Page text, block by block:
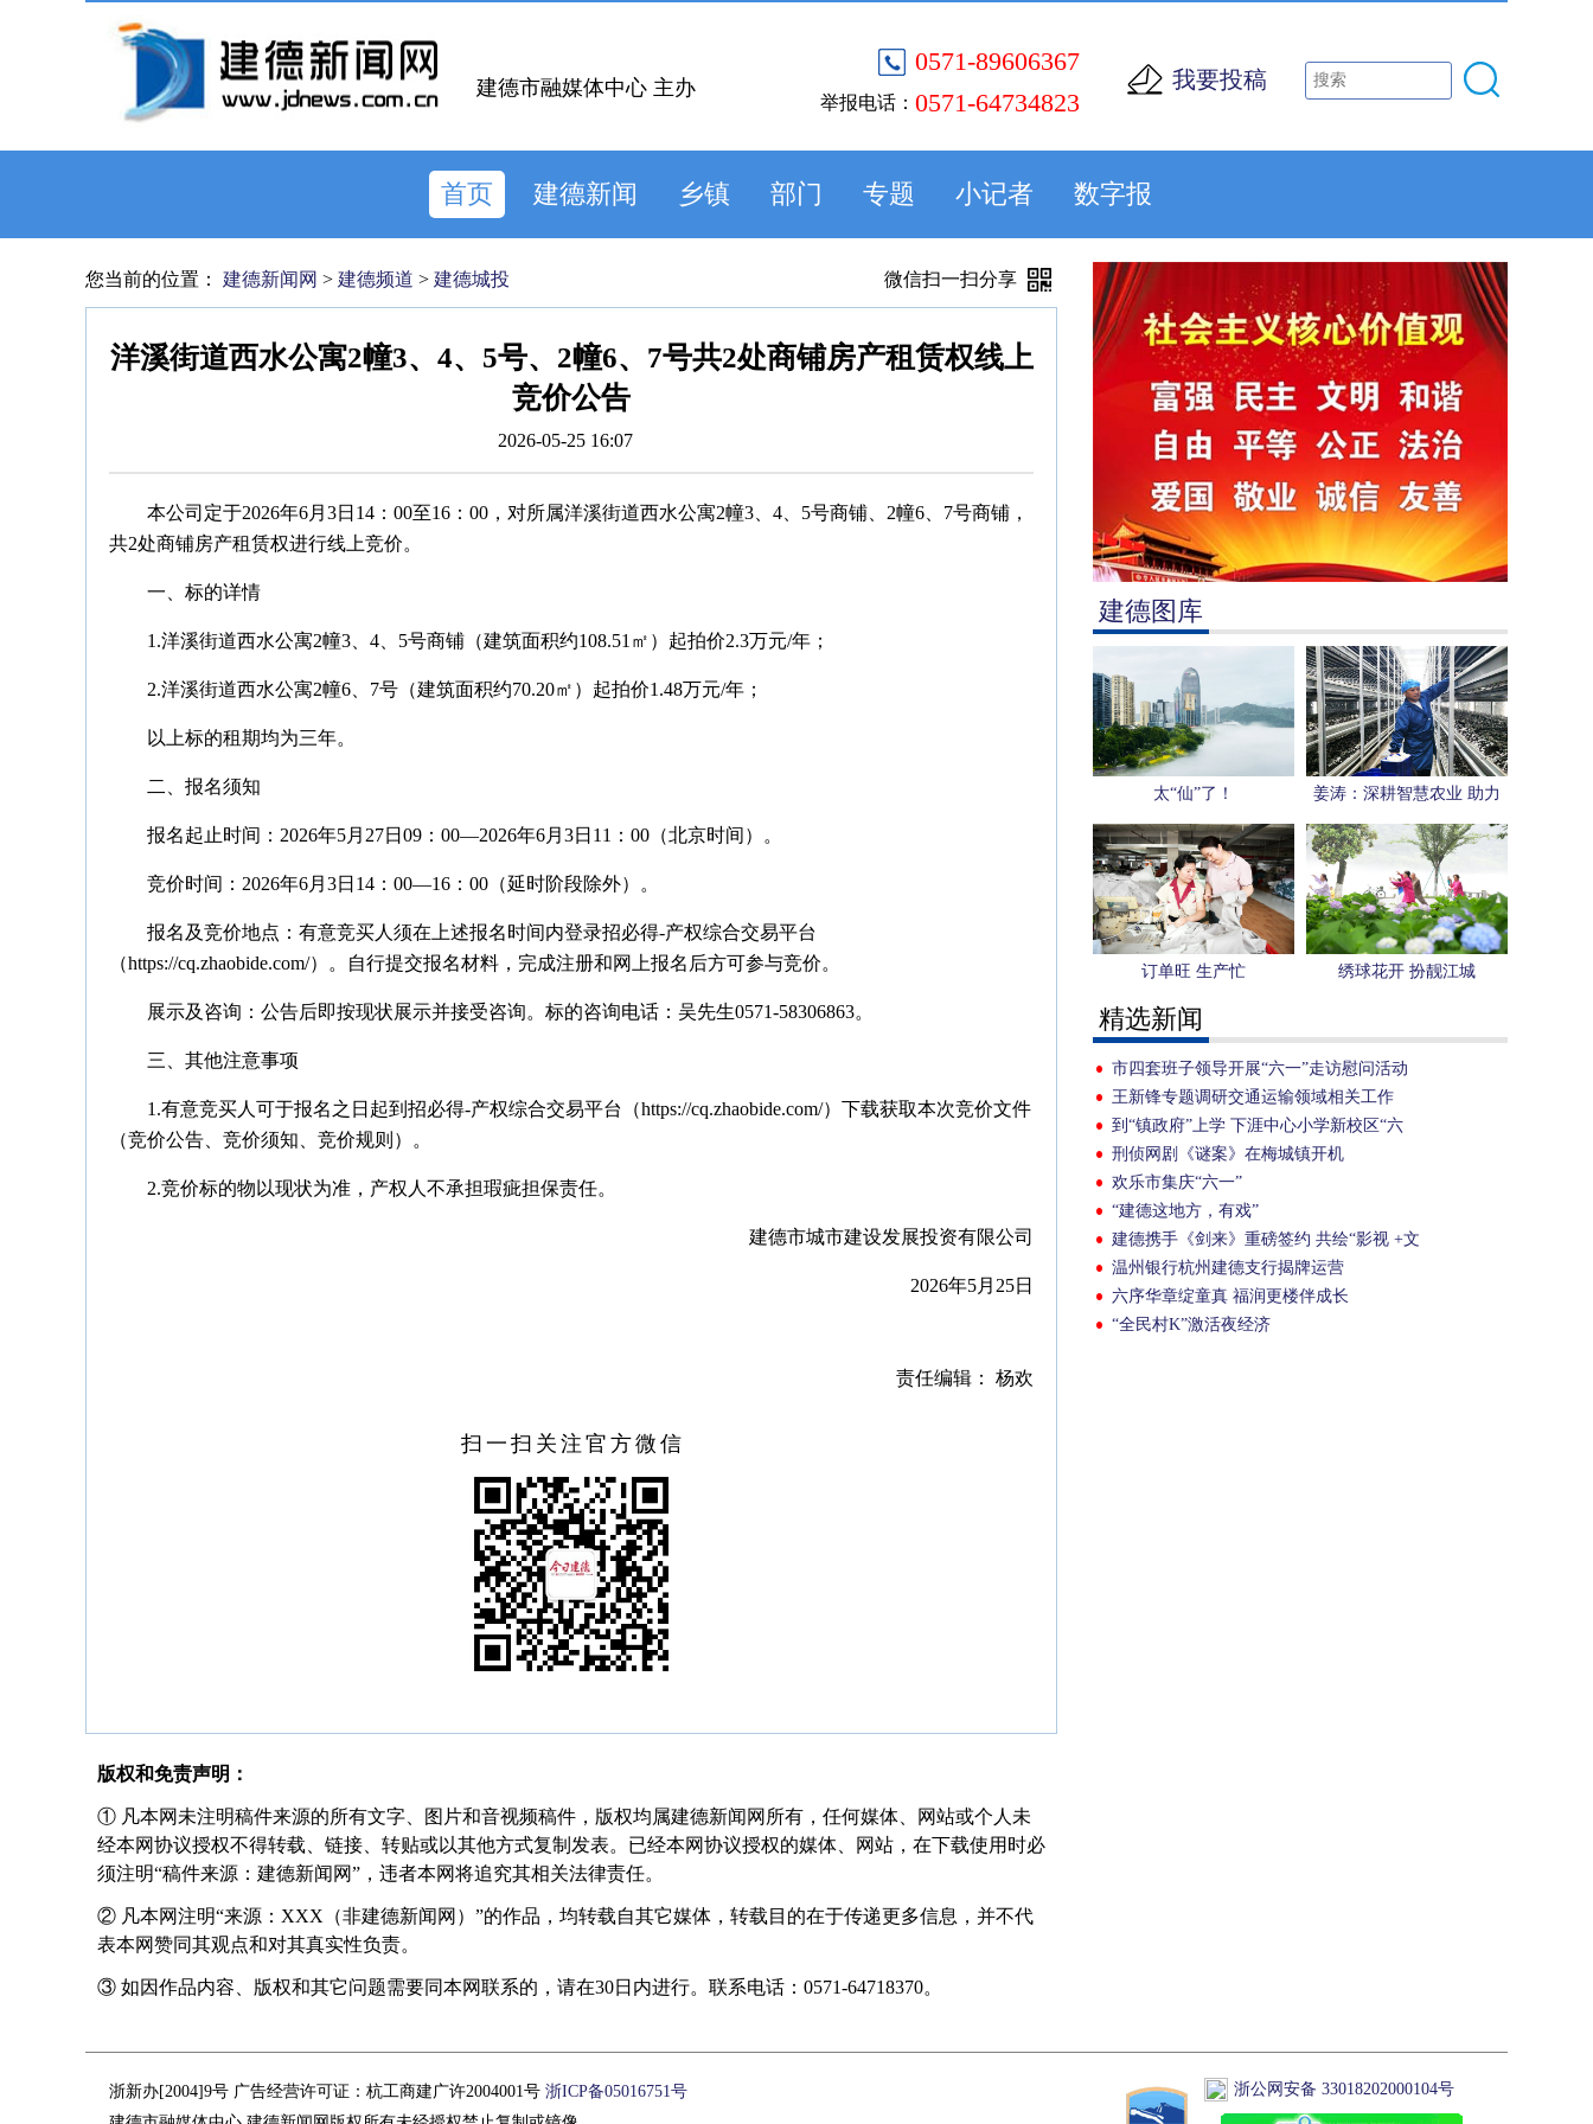
0571-89606367
举报电话： 0571-64734823
我要投稿
建德市融媒体中心 主办
首页 建德新闻 乡镇 部门 专题 小记者 数字报
建德图库
太“仙”了！
姜涛：深耕智慧农业 助力
乡村振兴
订单旺 生产忙 绣球花开 扮靓江城
精选新闻
市四套班子领导开展“六一”走访慰问活动
王新锋专题调研交通运输领域相关工作
到“镇政府”上学 下涯中心小学新校区“六
一”启用
刑侦网剧《谜案》在梅城镇开机
欢乐市集庆“六一”
“建德这地方，有戏”
建德携手《剑来》重磅签约 共绘“影视 +文
旅”新蓝图
温州银行杭州建德支行揭牌运营
六序华章绽童真 福润更楼伴成长
“全民村K”激活夜经济
您当前的位置： 建德新闻网 > 建德频道 > 建德城投 微信扫一扫分享
洋溪街道西水公寓2幢3、4、5号、2幢6、7号共2处商铺房产租赁权线上
竞价公告
2026-05-25 16:07
本公司定于2026年6月3日14：00至16：00，对所属洋溪街道西水公寓2幢3、4、5号商铺、2幢6、7号商铺，
共2处商铺房产租赁权进行线上竞价。
一、标的详情
1.洋溪街道西水公寓2幢3、4、5号商铺（建筑面积约108.51㎡）起拍价2.3万元/年；
2.洋溪街道西水公寓2幢6、7号（建筑面积约70.20㎡）起拍价1.48万元/年；
以上标的租期均为三年。
二、报名须知
报名起止时间：2026年5月27日09：00—2026年6月3日11：00（北京时间）。
竞价时间：2026年6月3日14：00—16：00（延时阶段除外）。
报名及竞价地点：有意竞买人须在上述报名时间内登录招必得-产权综合交易平台
（https://cq.zhaobide.com/）。自行提交报名材料，完成注册和网上报名后方可参与竞价。
展示及咨询：公告后即按现状展示并接受咨询。标的咨询电话：吴先生0571-58306863。
三、其他注意事项
1.有意竞买人可于报名之日起到招必得-产权综合交易平台（https://cq.zhaobide.com/）下载获取本次竞价文件
（竞价公告、竞价须知、竞价规则）。
2.竞价标的物以现状为准，产权人不承担瑕疵担保责任。
建德市城市建设发展投资有限公司
2026年5月25日
责任编辑： 杨欢
扫一扫关注官方微信
版权和免责声明：
① 凡本网未注明稿件来源的所有文字、图片和音视频稿件，版权均属建德新闻网所有，任何媒体、网站或个人未
经本网协议授权不得转载、链接、转贴或以其他方式复制发表。已经本网协议授权的媒体、网站，在下载使用时必
须注明“稿件来源：建德新闻网”，违者本网将追究其相关法律责任。
② 凡本网注明“来源：XXX（非建德新闻网）”的作品，均转载自其它媒体，转载目的在于传递更多信息，并不代
表本网赞同其观点和对其真实性负责。
③ 如因作品内容、版权和其它问题需要同本网联系的，请在30日内进行。联系电话：0571-64718370。
浙公网安备 33018202000104号
浙新办[2004]9号 广告经营许可证：杭工商建广许2004001号 浙ICP备05016751号